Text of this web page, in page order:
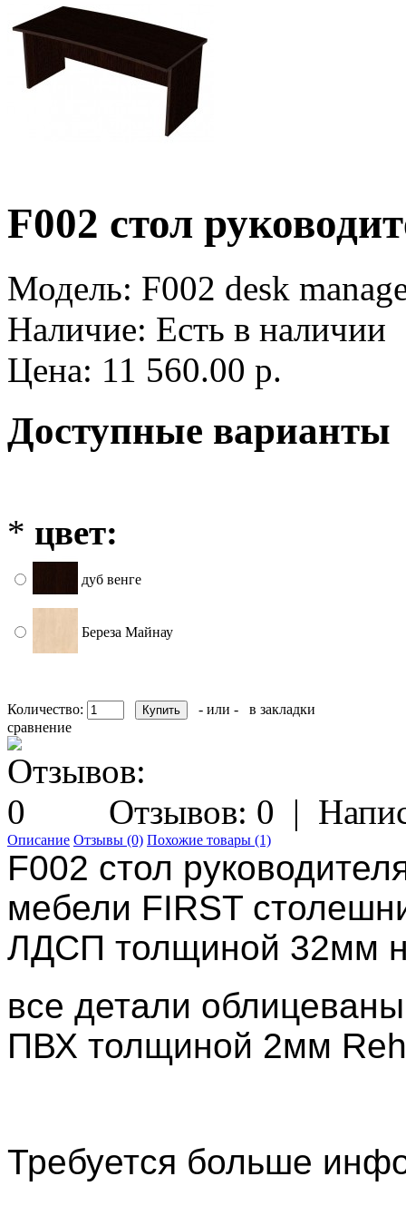
F002 стол
Модель: F002 desk
Наличие: Есть в наличии
Цена: 11 560.00 р.
Доступные варианты
* цвет:
дуб венге
Береза Майнау
Количество: - или -
в закладки
сравнение
Отзывов: 0 |
Описание Отзывы (0) Похожие товары (1)
F002 стол
мебели FIRST
ЛДСП толщиной 32мм
все детали
ПВХ толщиной 2мм
Требуется больше